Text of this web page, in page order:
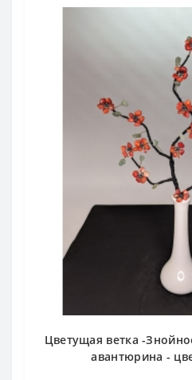
Цветущая ветка -
авантюрина -